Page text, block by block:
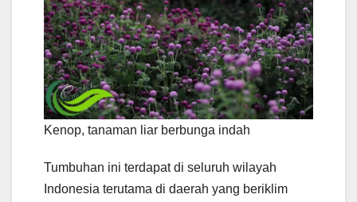
Kenop, tanaman liar berbunga indah
Tumbuhan ini terdapat di seluruh wilayah
Indonesia terutama di daerah yang beriklim